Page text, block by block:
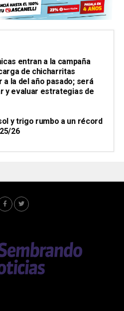
entran a la campaña
de chicharritas
la del año pasado; será
y evaluar estrategias de
y trigo rumbo a un récord
26